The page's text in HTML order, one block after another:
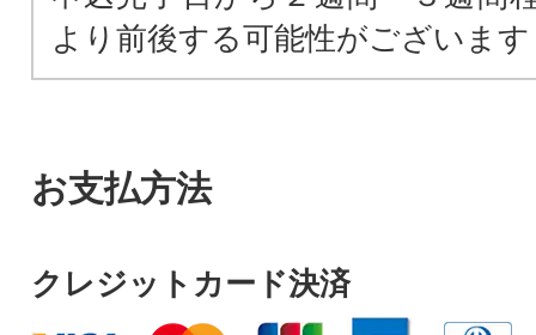
より前後する可能性がございます
お支払方法
クレジットカード決済